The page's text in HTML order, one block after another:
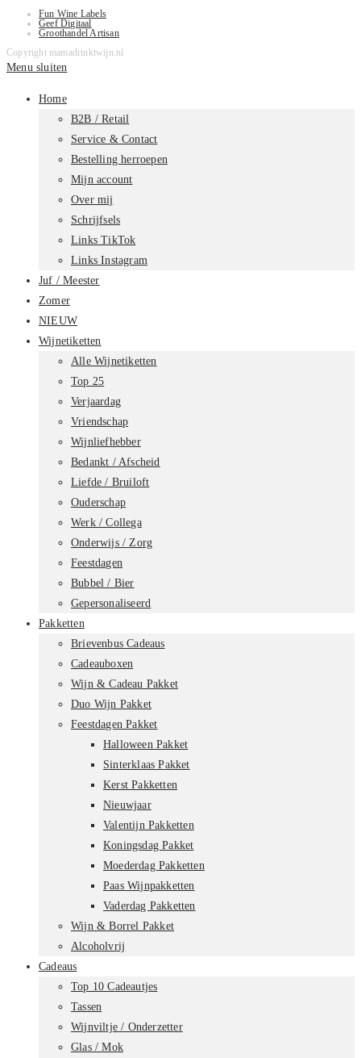
Fun Wine Labels
Geef Digitaal
Groothandel Artisan
Copyright mamadrinktwijn.nl
Menu sluiten
Home
B2B / Retail
Service & Contact
Bestelling herroepen
Mijn account
Over mij
Schrijfsels
Links TikTok
Links Instagram
Juf / Meester
Zomer
NIEUW
Wijnetiketten
Alle Wijnetiketten
Top 25
Verjaardag
Vriendschap
Wijnliefhebber
Bedankt / Afscheid
Liefde / Bruiloft
Ouderschap
Werk / Collega
Onderwijs / Zorg
Feestdagen
Bubbel / Bier
Gepersonaliseerd
Pakketten
Brievenbus Cadeaus
Cadeauboxen
Wijn & Cadeau Pakket
Duo Wijn Pakket
Feestdagen Pakket
Halloween Pakket
Sinterklaas Pakket
Kerst Pakketten
Nieuwjaar
Valentijn Pakketten
Koningsdag Pakket
Moederdag Pakketten
Paas Wijnpakketten
Vaderdag Pakketten
Wijn & Borrel Pakket
Alcoholvrij
Cadeaus
Top 10 Cadeautjes
Tassen
Wijnviltje / Onderzetter
Glas / Mok